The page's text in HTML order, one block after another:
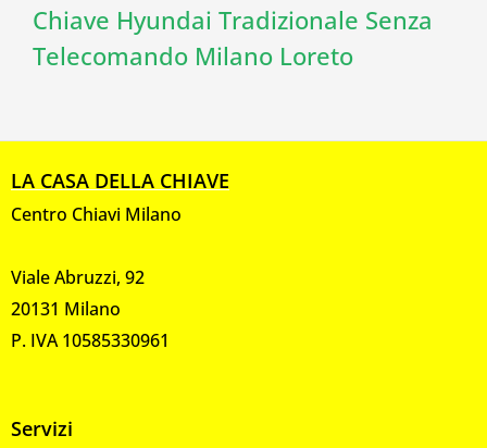
Chiave Hyundai Tradizionale Senza
Telecomando Milano Loreto
LA CASA DELLA CHIAVE
Centro Chiavi Milano
Viale Abruzzi, 92
20131 Milano
P. IVA 10585330961
Servizi